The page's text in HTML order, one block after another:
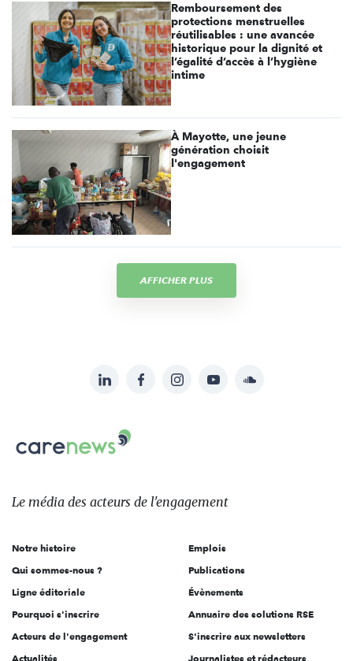
Remboursement des
protections menstruelles
réutilisables : une avancée
historique pour la dignité et
l’égalité d’accès à l’hygiène
intime
À Mayotte, une jeune
génération choisit
l'engagement
AFFICHER PLUS
sur:
LinkedInFacebookInstagramYouTubeSoundcloud
Carenews,
Le
des
l'engagement
Le média des acteurs de l'engagement
Notre histoire
Qui sommes-nous ?
Ligne éditoriale
Pourquoi s'inscrire
Acteurs de l'engagement
Actualités
Emplois
Publications
Évènements
Annuaire des solutions RSE
S'inscrire aux newsletters
Journalistes et rédacteurs